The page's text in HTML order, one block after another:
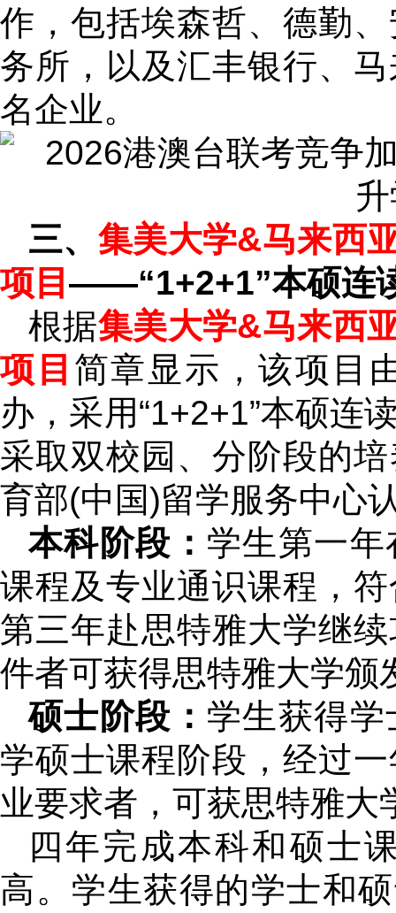
作，包括埃森哲、德勤
务所，以及汇丰银行、
名企业。
三、 集美大学&马来西
项目 ——“1+2+1”本硕连
根据集美大学&马来西
项目 简章显示，该项目
办，采用“1+2+1”本硕连
采取双校园、分阶段的
育部(中国)留学服务中心
本科阶段： 学生第一
课程及专业通识课程，
第三年赴思特雅大学继
件者可获得思特雅大学颁
硕士阶段： 学生获得
学硕士课程阶段，经过
业要求者，可获思特雅
四年完成本科和硕士
高。学生获得的学士和